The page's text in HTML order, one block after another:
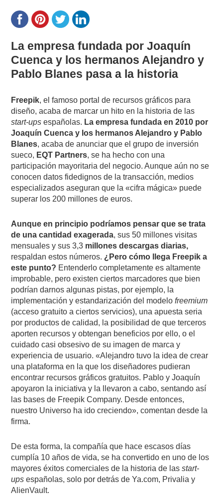
La empresa fundada por Joaquín
Cuenca y los hermanos Alejandro y
Pablo Blanes pasa a la historia
Freepik, el famoso portal de recursos gráficos para
diseño, acaba de marcar un hito en la historia de las
start-ups españolas. La empresa fundada en 2010 por
Joaquín Cuenca y los hermanos Alejandro y Pablo
Blanes, acaba de anunciar que el grupo de inversión
sueco, EQT Partners, se ha hecho con una
participación mayoritaria del negocio. Aunque aún no se
conocen datos fidedignos de la transacción, medios
especializados aseguran que la «cifra mágica» puede
superar los 200 millones de euros.
Aunque en principio podríamos pensar que se trata
de una cantidad exagerada, sus 50 millones visitas
mensuales y sus 3,3 millones descargas diarias,
respaldan estos números. ¿Pero cómo llega Freepik a
este punto? Entenderlo completamente es altamente
improbable, pero existen ciertos marcadores que bien
podrían darnos algunas pistas, por ejemplo, la
implementación y estandarización del modelofreemium
(acceso gratuito a ciertos servicios), una apuesta seria
por productos de calidad, la posibilidad de que terceros
aporten recursos y obtengan beneficios por ello, o el
cuidado casi obsesivo de su imagen de marca y
experiencia de usuario. «Alejandro tuvo la idea de crear
una plataforma en la que los diseñadores pudieran
encontrar recursos gráficos gratuitos. Pablo y Joaquín
apoyaron la iniciativa y la llevaron a cabo, sentando así
las bases de Freepik Company. Desde entonces,
nuestro Universo ha ido creciendo», comentan desde la
firma.
De esta forma, la compañía que hace escasos días
cumplía 10 años de vida, se ha convertido en uno de los
mayores éxitos comerciales de la historia de las start-
ups españolas, solo por detrás de Ya.com, Privalia y
AlienVault.